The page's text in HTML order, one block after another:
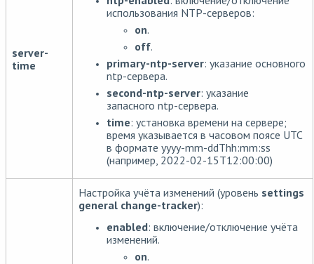
server-
time
использования NTP-серверов:
on.
off.
primary-ntp-server: указание основного
ntp-сервера.
second-ntp-server: указание
запасного ntp-сервера.
time: установка времени на сервере;
время указывается в часовом поясе UTC
в формате yyyy-mm-ddThh:mm:ss
(например, 2022-02-15T12:00:00)
Настройка учёта изменений (уровень settings
general change-tracker):
enabled: включение/отключение учёта
изменений.
on.